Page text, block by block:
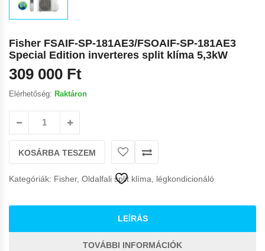
Fisher FSAIF-SP-181AE3/FSOAIF-SP-181AE3
Special Edition inverteres split klíma 5,3kW
309 000 Ft
Elérhetőség: Raktáron
KOSÁRBA TESZEM
Kategóriák: Fisher, Oldalfali split klíma, légkondicionáló
LEÍRÁS
TOVÁBBI INFORMÁCIÓK